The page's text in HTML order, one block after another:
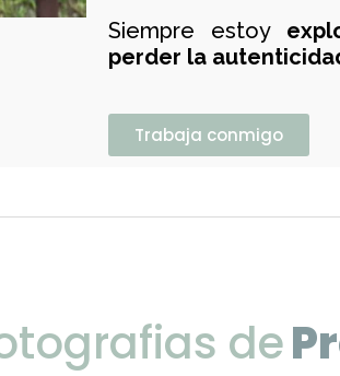
Siempre estoy
perder la
Trabaja conmigo
de